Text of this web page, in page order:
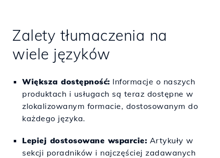
Zalety tłumaczenia na
wiele języków
Większa dostępność: Informacje o naszych
produktach i usługach są teraz dostępne w
zlokalizowanym formacie, dostosowanym do
każdego języka.
Lepiej dostosowane wsparcie: Artykuły w
sekcji poradników i najczęściej zadawanych